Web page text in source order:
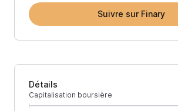
Suivre sur Finary
Détails
Capitalisation boursière